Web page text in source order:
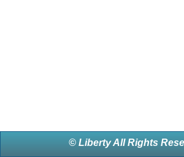
© Liberty All Rights